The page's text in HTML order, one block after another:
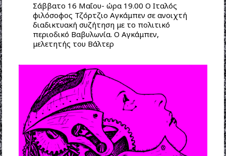
Σάββατο 16 Μαΐου- ώρα 19.00 Ο Ιταλός
φιλόσοφος Τζόρτζιο Αγκάμπεν σε ανοιχτή
διαδικτυακή συζήτηση με τo πολιτικό
περιοδικό Βαβυλωνία. Ο Αγκάμπεν,
μελετητής του Βάλτερ